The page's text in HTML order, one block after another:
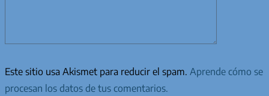
Este sitio usa Akismet para reducir el spam. Aprende cómo se
procesan los datos de tus comentarios.